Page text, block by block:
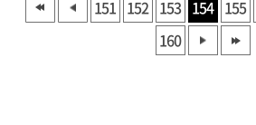
151 152 153 154 155
160